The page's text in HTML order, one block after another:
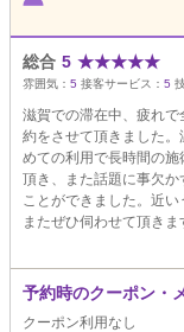
総合 5 ★★★★★
雰囲気： 5 接客サービス： 5
滋賀での滞在中、疲れ
約をさせて頂きました
めての利用で長時間の
頂き、また話題に事欠
ことができました。近
またぜひ伺わせて頂きま
予約時のクーポン・
クーポン利用なし